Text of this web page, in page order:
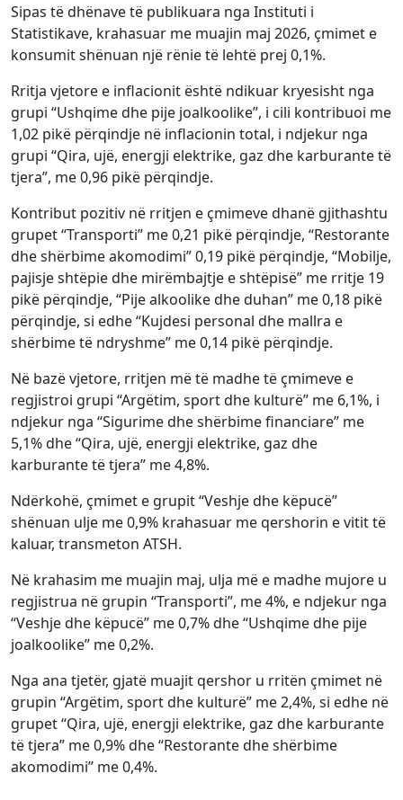
Sipas të dhënave të publikuara nga Instituti i
Statistikave, krahasuar me muajin maj 2026, çmimet e
konsumit shënuan një rënie të lehtë prej 0,1%.
Rritja vjetore e inflacionit është ndikuar kryesisht nga
grupi “Ushqime dhe pije joalkoolike”, i cili kontribuoi me
1,02 pikë përqindje në inflacionin total, i ndjekur nga
grupi “Qira, ujë, energji elektrike, gaz dhe karburante të
tjera”, me 0,96 pikë përqindje.
Kontribut pozitiv në rritjen e çmimeve dhanë gjithashtu
grupet “Transporti” me 0,21 pikë përqindje, “Restorante
dhe shërbime akomodimi” 0,19 pikë përqindje, “Mobilje,
pajisje shtëpie dhe mirëmbajtje e shtëpisë” me rritje 19
pikë përqindje, “Pije alkoolike dhe duhan” me 0,18 pikë
përqindje, si edhe “Kujdesi personal dhe mallra e
shërbime të ndryshme” me 0,14 pikë përqindje.
Në bazë vjetore, rritjen më të madhe të çmimeve e
regjistroi grupi “Argëtim, sport dhe kulturë” me 6,1%, i
ndjekur nga “Sigurime dhe shërbime financiare” me
5,1% dhe “Qira, ujë, energji elektrike, gaz dhe
karburante të tjera” me 4,8%.
Ndërkohë, çmimet e grupit “Veshje dhe këpucë”
shënuan ulje me 0,9% krahasuar me qershorin e vitit të
kaluar, transmeton ATSH.
Në krahasim me muajin maj, ulja më e madhe mujore u
regjistrua në grupin “Transporti”, me 4%, e ndjekur nga
“Veshje dhe këpucë” me 0,7% dhe “Ushqime dhe pije
joalkoolike” me 0,2%.
Nga ana tjetër, gjatë muajit qershor u rritën çmimet në
grupin “Argëtim, sport dhe kulturë” me 2,4%, si edhe në
grupet “Qira, ujë, energji elektrike, gaz dhe karburante
të tjera” me 0,9% dhe “Restorante dhe shërbime
akomodimi” me 0,4%.